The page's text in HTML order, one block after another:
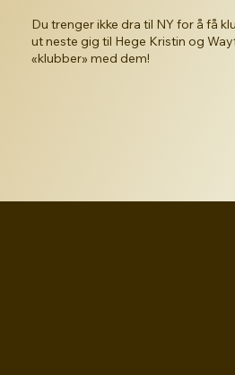
Du trenger ikke dra til NY for å få
ut neste gig til Hege Kristin og
«klubber» med dem!